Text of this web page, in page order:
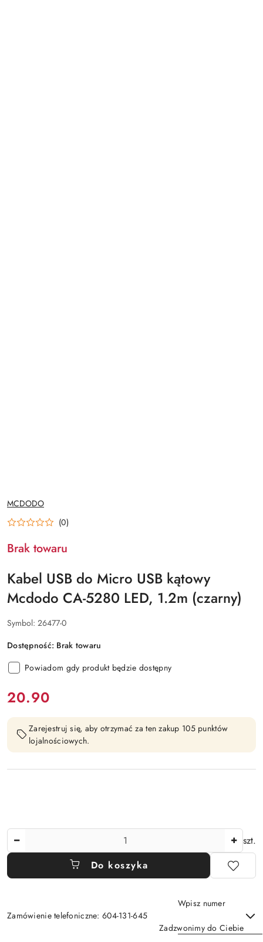
NAZWA
PRODUCENTA:
MCDODO
(0)
Brak towaru
Kabel USB do Micro USB kątowy
Mcdodo CA-5280 LED, 1.2m (czarny)
Symbol: 26477-0
Dostępność: Brak towaru
Powiadom gdy produkt będzie dostępny
cena:
20.90
Zarejestruj się, aby otrzymać za ten zakup 105 punktów
lojalnościowych.
szt.
Do koszyka
Zamówienie telefoniczne: 604-131-645
Wpisz numer
Zadzwonimy do Ciebie